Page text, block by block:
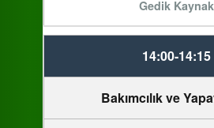
Gedik Kaynak
14:00-14:15
Bakımcılık ve